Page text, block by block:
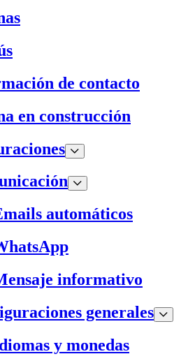
de contacto
en construcción
automáticos
informativo
generales
y monedas